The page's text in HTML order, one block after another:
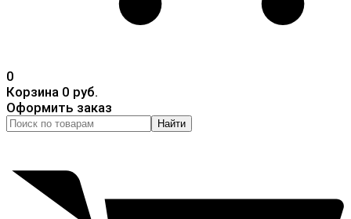
0
Корзина 0 руб.
Оформить заказ
Найти